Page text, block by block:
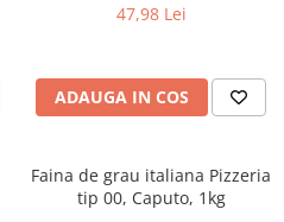
47,98 Lei
ADAUGA IN COS
Faina de grau italiana Pizzeria
tip 00, Caputo, 1kg